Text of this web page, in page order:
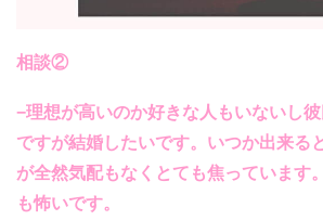
相談②
−理想が高いのか好きな人もいないし彼
ですが結婚したいです。いつか出来る
が全然気配もなくとても焦っています
も怖いです。